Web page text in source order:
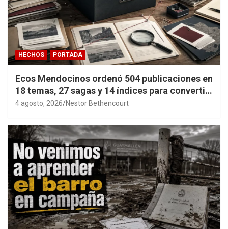
HECHOS PORTADA
Ecos Mendocinos ordenó 504 publicaciones en
18 temas, 27 sagas y 14 índices para convertir
años de investigación en memoria pública
4 agosto, 2026 Nestor Bethencourt